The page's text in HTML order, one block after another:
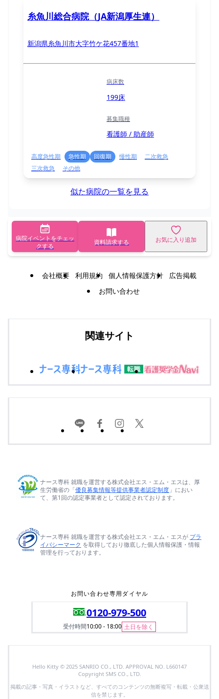
糸魚川総合病院（JA新潟厚生連）
新潟県糸魚川市大字竹ケ花457番地1
病床数
199床
募集職種
看護師 / 助産師
高度急性期 急性期 回復期 慢性期
二次救急
三次救急
その他
似た病院の一覧を見る
病院イベントをチェッ
クする
資料請求する お気に入り追加
会社概要 利用規約 個人情報保護方針
広告掲載
お問い合わせ
関連サイト
ナース専科 就職を運営する株式会社エス・エム・エスは、厚
生労働省の「優良募集情報等提供事業者認定制度 」におい
て、第1回の認定事業者として認定されております。
ナース専科 就職を運営する株式会社エス・エム・エスが プラ
イバシーマーク を取得しており徹底した個人情報保護・情報
管理を行っております。
お問い合わせ専用ダイヤル
0120-979-500
受付時間10:00 - 18:00 土日を除く
Hello Kitty © 2025 SANRIO CO., LTD. APPROVAL NO. L660147
Copyright SMS CO., LTD.
掲載の記事・写真・イラストなど、すべてのコンテンツの無断複写・転載・公衆送
信を禁じます。